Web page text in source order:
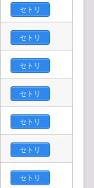
セトリ
セトリ
セトリ
セトリ
セトリ
セトリ
セトリ